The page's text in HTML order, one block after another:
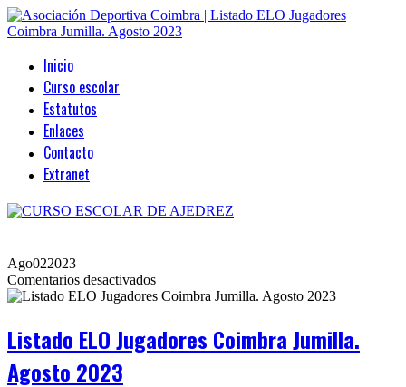
Inicio
Curso escolar
Estatutos
Enlaces
Contacto
Extranet
Ago022023
Comentarios desactivadosen
Listado
Coimbra
Listado ELO Jugadores Coimbra Jumilla.
Agosto 2023